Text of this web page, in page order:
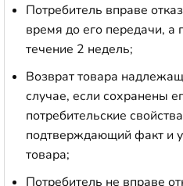
Потребитель вправе
время до его передачи,
течение 2 недель;
Возврат товара
случае, если сохранены
потребительские
подтверждающий факт и
товара;
Потребитель не вправе